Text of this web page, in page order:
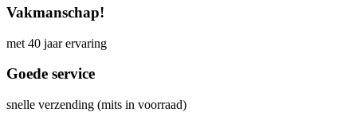
Vakmanschap!
met 40 jaar ervaring
Goede service
snelle verzending (mits in voorraad)